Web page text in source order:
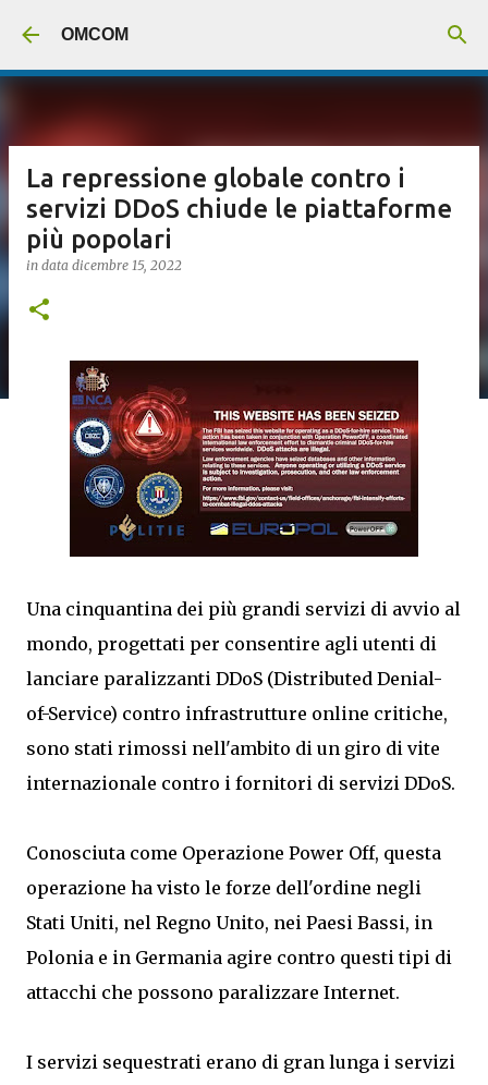
OMCOM
La repressione globale contro i
servizi DDoS chiude le piattaforme
più popolari
in data dicembre 15, 2022
Una cinquantina dei più grandi servizi di avvio al
mondo, progettati per consentire agli utenti di
lanciare paralizzanti DDoS (Distributed Denial-
of-Service) contro infrastrutture online critiche,
sono stati rimossi nell'ambito di un giro di vite
internazionale contro i fornitori di servizi DDoS.
Conosciuta come Operazione Power Off, questa
operazione ha visto le forze dell'ordine negli
Stati Uniti, nel Regno Unito, nei Paesi Bassi, in
Polonia e in Germania agire contro questi tipi di
attacchi che possono paralizzare Internet.
I servizi sequestrati erano di gran lunga i servizi